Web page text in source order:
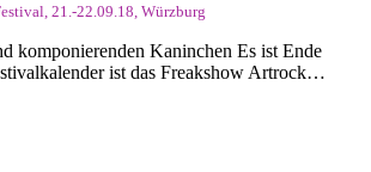
21.-22.09.18, Würzburg
komponierenden Kaninchen Es ist Ende
ist das Freakshow Artrock…